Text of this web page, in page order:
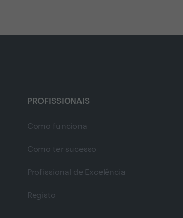
PROFISSIONAIS
Como funciona
Como ter sucesso
Profissional de Excelência
Registo